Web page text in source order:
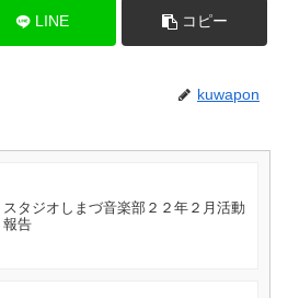
LINE コピー
kuwapon
スタジオしまづ音楽部２２年２月活動
報告